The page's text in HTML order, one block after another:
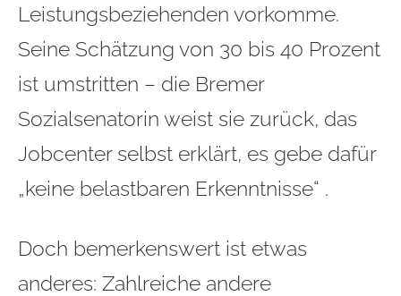
Leistungsbeziehenden vorkomme.
Seine Schätzung von 30 bis 40 Prozent
ist umstritten – die Bremer
Sozialsenatorin weist sie zurück, das
Jobcenter selbst erklärt, es gebe dafür
„keine belastbaren Erkenntnisse“ .
Doch bemerkenswert ist etwas
anderes: Zahlreiche andere